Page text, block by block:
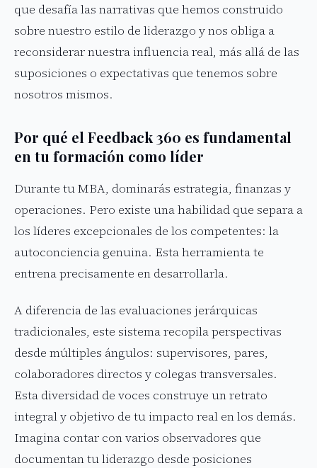
que desafía las narrativas que hemos construido
sobre nuestro estilo de liderazgo y nos obliga a
reconsiderar nuestra influencia real, más allá de las
suposiciones o expectativas que tenemos sobre
nosotros mismos.
Por qué el Feedback 360 es fundamental
en tu formación como líder
Durante tu MBA, dominarás estrategia, finanzas y
operaciones. Pero existe una habilidad que separa a
los líderes excepcionales de los competentes: la
autoconciencia genuina. Esta herramienta te
entrena precisamente en desarrollarla.
A diferencia de las evaluaciones jerárquicas
tradicionales, este sistema recopila perspectivas
desde múltiples ángulos: supervisores, pares,
colaboradores directos y colegas transversales.
Esta diversidad de voces construye un retrato
integral y objetivo de tu impacto real en los demás.
Imagina contar con varios observadores que
documentan tu liderazgo desde posiciones